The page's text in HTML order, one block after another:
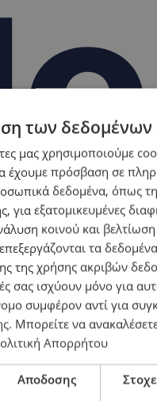
των δεδομένων
μας χρησιμοποιούμε
έχουμε πρόσβαση σε
δεδομένα, όπως
για εξατομικευμένες
κοινού και
τα
της χρήσης ακριβών
σας ισχύουν μόνο για
συμφέρον αντί για
. Μπορείτε να
Απορρήτου
Αποδοσης